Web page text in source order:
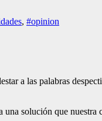
, #opinion
a las palabras
solución que